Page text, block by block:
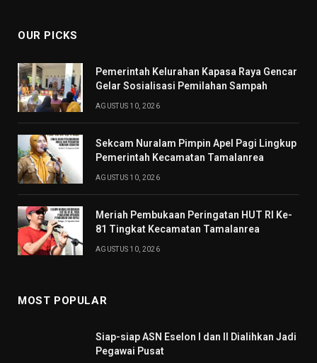
OUR PICKS
Pemerintah Kelurahan Kapasa Raya Gencar
Gelar Sosialisasi Pemilahan Sampah
AGUSTUS 10, 2026
Sekcam Nuralam Pimpin Apel Pagi Lingkup
Pemerintah Kecamatan Tamalanrea
AGUSTUS 10, 2026
Meriah Pembukaan Peringatan HUT RI Ke-
81 Tingkat Kecamatan Tamalanrea
AGUSTUS 10, 2026
MOST POPULAR
Siap-siap ASN Eselon I dan II Dialihkan Jadi
Pegawai Pusat